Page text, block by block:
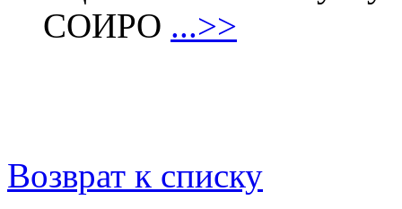
СОИРО ...>>
Возврат к списку